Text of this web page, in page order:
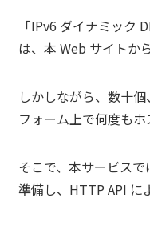
「IPv6 ダイナミック
は、本 Web サイトか
しかしながら、数十
フォーム上で何度も
そこで、本サービス
準備し、HTTP API に